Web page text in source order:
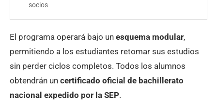
socios
El programa operará bajo un esquema modular,
permitiendo a los estudiantes retomar sus estudios
sin perder ciclos completos. Todos los alumnos
obtendrán un certificado oficial de bachillerato
nacional expedido por la SEP.